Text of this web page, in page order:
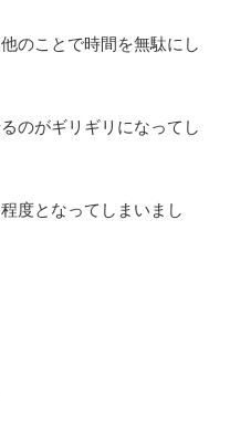
のことで時間を無駄にし
のがギリギリになってし
度となってしまいまし